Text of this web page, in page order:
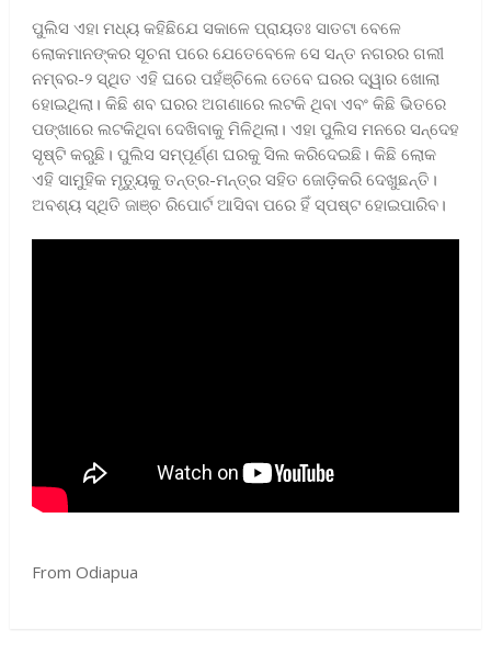
ପୁଲିସ ଏହା ମଧ୍ୟ କହିଛିଯେ ସକାଳେ ପ୍ରାୟତଃ ସାତଟା ବେଳେ
ଲୋକମାନଙ୍କର ସୂଚନା ପରେ ଯେତେବେଳେ ସେ ସନ୍ତ ନଗରର ଗଲୀ
ନମ୍ବର-୨ ସ୍ଥିତ ଏହି ଘରେ ପହଁଞ୍ଚିଲେ ତେବେ ଘରର ଦ୍ୱାର ଖୋଲା
ହୋଇଥିଲା। କିଛି ଶବ ଘରର ଅଗଣାରେ ଲଟକି ଥିବା ଏବଂ କିଛି ଭିତରେ
ପଙ୍ଖାରେ ଲଟକିଥିବା ଦେଖିବାକୁ ମିଳିଥିଲା। ଏହା ପୁଲିସ ମନରେ ସନ୍ଦେହ
ସୃଷ୍ଟି କରୁଛି। ପୁଲିସ ସମ୍ପୂର୍ଣ୍ଣ ଘରକୁ ସିଲ କରିଦେଇଛି। କିଛି ଲୋକ
ଏହି ସାମୁହିକ ମୃତ୍ୟୁକୁ ତନ୍ତ୍ର-ମନ୍ତ୍ର ସହିତ ଜୋଡ଼ିକରି ଦେଖୁଛନ୍ତି।
ଅବଶ୍ୟ ସ୍ଥିତି ଜାଞ୍ଚ ରିପୋର୍ଟ ଆସିବା ପରେ ହିଁ ସ୍ପଷ୍ଟ ହୋଇପାରିବ।
From Odiapua